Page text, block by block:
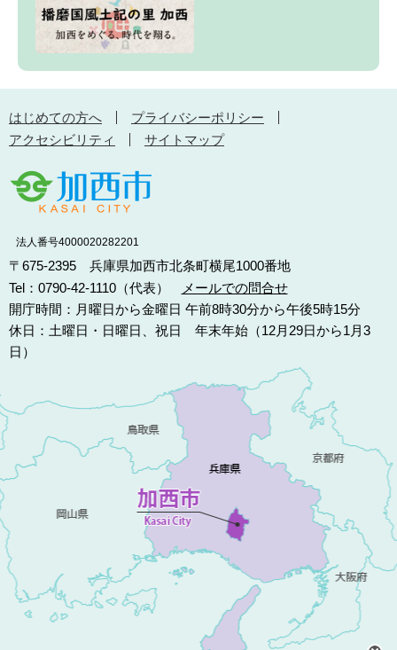
はじめての方へ
プライバシーポリシー
アクセシビリティ
サイトマップ
法人番号4000020282201
〒675-2395 兵庫県加西市北条町横尾1000番地
Tel：0790-42-1110（代表）
メールでの問合せ
開庁時間：月曜日から金曜日 午前8時30分から午後5時15分
休日：土曜日・日曜日、祝日 年末年始（12月29日から1月3
日）